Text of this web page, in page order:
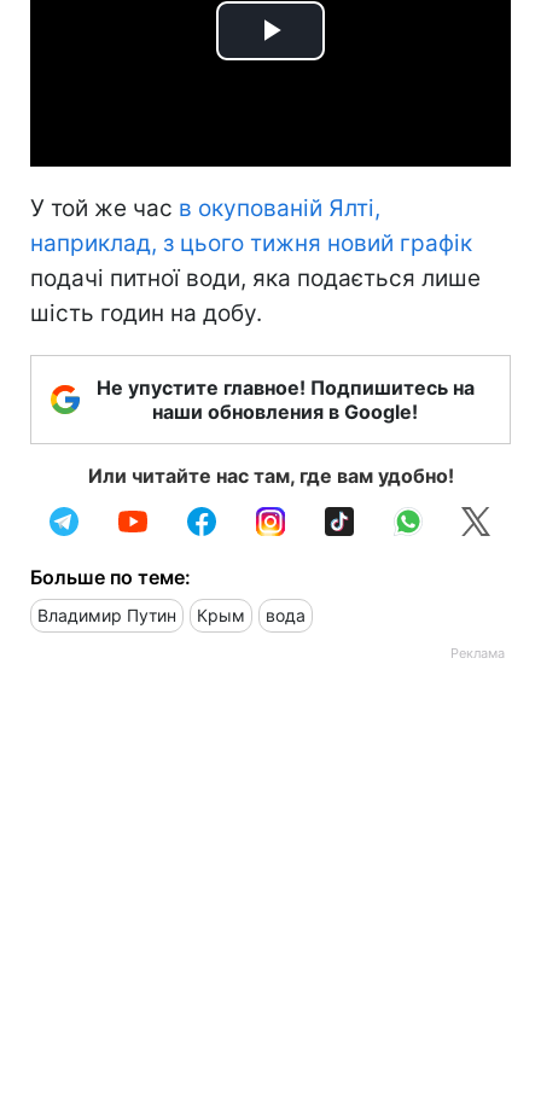
Play
У той же час в окупованій Ялті,
наприклад, з цього тижня новий графік
подачі питної води, яка подається лише
шість годин на добу.
Не упустите главное! Подпишитесь на
наши обновления в Google!
Или читайте нас там, где вам удобно!
Больше по теме:
Владимир Путин Крым вода